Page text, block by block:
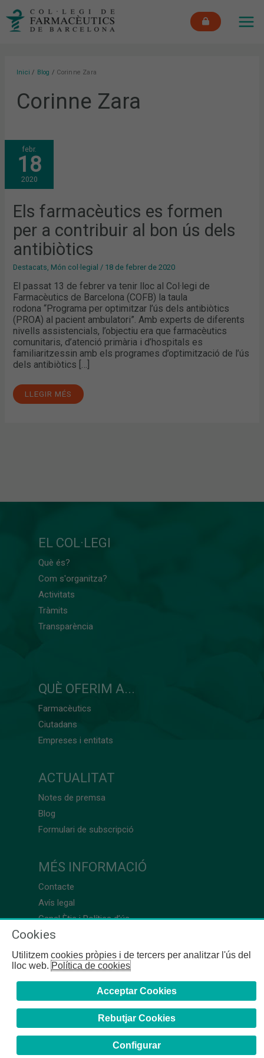
Inici Blog Corinne Zara
Corinne Zara
febr.
18
2020
Els farmacèutics es formen
per a contribuir al bon ús dels
antibiòtics
Destacats Món col·legial / 18 de febrer de 2020
El passat 13 de febrer va tenir lloc al Col·legi de
Farmacèutics de Barcelona (COFB) la taula
rodona “Programa per optimitzar l’ús dels antibiòtics
(PROA) al pacient ambulatori”. Amb experts de diferents
nivells assistencials, l’objectiu era que farmacèutics
comunitaris, d’atenció primària i d’hospitals es
familiaritzessin amb els programes d’optimització de l’ús
dels antibiòtics […]
ELS
FARMACÈUTICS
ES
FORMEN
PER
A
CONTRIBUIR
BON
ÚS
DELS
ANTIBIÒTICS
LLEGIR MÉS
EL COL·LEGI
Què és?
Com s'organitza?
Activitats
Tràmits
Transparència
QUÈ OFERIM A...
Farmacèutics
Ciutadans
Empreses i entitats
ACTUALITAT
Notes de premsa
Blog
Formulari de subscripció
MÉS INFORMACIÓ
Contacte
Avís legal
Canal Ètic i Política d’ús
Cookies
Utilitzem cookies pròpies i de tercers per analitzar l'ús del
lloc web.Política de cookies
Acceptar Cookies
Rebutjar Cookies
Configurar